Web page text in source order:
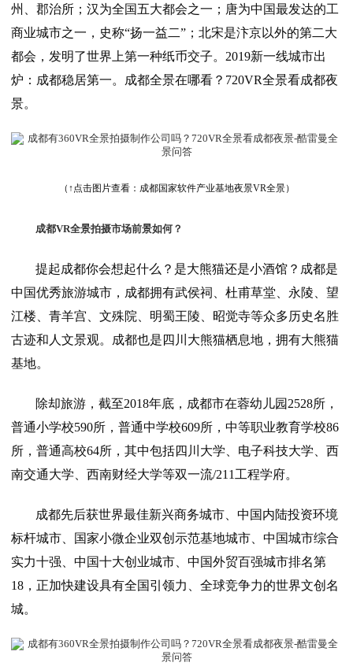
州、郡治所；汉为全国五大都会之一；唐为中国最发达的工
商业城市之一，史称“扬一益二”；北宋是汴京以外的第二大
都会，发明了世界上第一种纸币交子。2019新一线城市出
炉：成都稳居第一。成都全景在哪看？720VR全景看成都夜
景。
（↑点击图片查看： 成都国家软件产业基地夜景VR全景）
成都VR全景拍摄市场前景如何？
提起成都你会想起什么？是大熊猫还是小酒馆？成都是
中国优秀旅游城市，成都拥有武侯祠、杜甫草堂、永陵、望
江楼、青羊宫、文殊院、明蜀王陵、昭觉寺等众多历史名胜
古迹和人文景观。成都也是四川大熊猫栖息地，拥有大熊猫
基地。
除却旅游，截至2018年底，成都市在蓉幼儿园2528所，
普通小学校590所，普通中学校609所，中等职业教育学校86
所，普通高校64所，其中包括四川大学、电子科技大学、西
南交通大学、西南财经大学等双一流/211工程学府。
成都先后获世界最佳新兴商务城市、中国内陆投资环境
标杆城市、国家小微企业双创示范基地城市、中国城市综合
实力十强、中国十大创业城市、中国外贸百强城市排名第
18，正加快建设具有全国引领力、全球竞争力的世界文创名
城。